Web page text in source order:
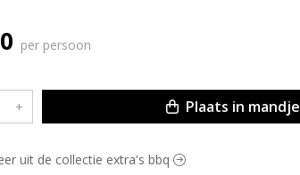
per persoon
+ Plaats in mandje
uit de collectie extra's bbq